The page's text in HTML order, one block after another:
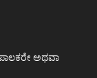
ಅಥವಾ